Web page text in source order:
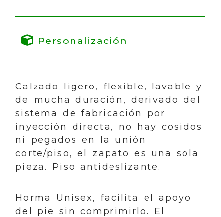
Personalización
Calzado ligero, flexible, lavable y
de mucha duración, derivado del
sistema de fabricación por
inyección directa, no hay cosidos
ni pegados en la unión
corte/piso, el zapato es una sola
pieza. Piso antideslizante.
Horma Unisex, facilita el apoyo
del pie sin comprimirlo. El